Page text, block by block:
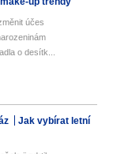
účes
o desítk...
Jak vybírat letní